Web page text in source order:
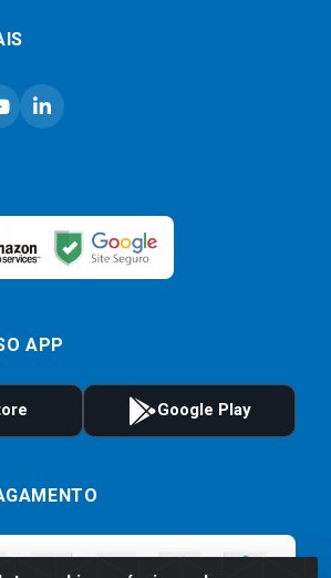
APP